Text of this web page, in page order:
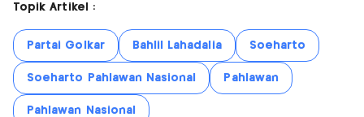
Topik Artikel :
Partai Golkar Bahlil Lahadalia Soeharto
Soeharto Pahlawan Nasional Pahlawan
Pahlawan Nasional